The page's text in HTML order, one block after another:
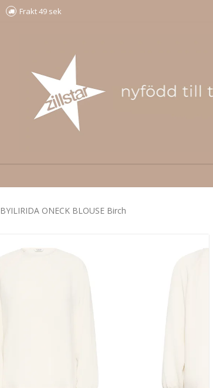
Frakt 49 sek
BYILIRIDA ONECK BLOUSE Birch